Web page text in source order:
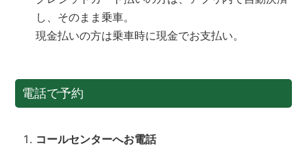
し、そのまま乗車。
現金払いの方は乗車時に現金でお支払い。
電話で予約
コールセンターへお電話